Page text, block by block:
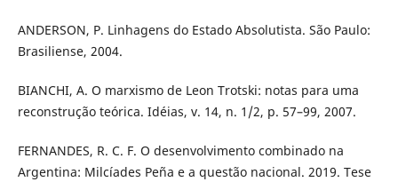
ANDERSON, P. Linhagens do Estado Absolutista. São Paulo:
Brasiliense, 2004.
BIANCHI, A. O marxismo de Leon Trotski: notas para uma
reconstrução teórica. Idéias, v. 14, n. 1/2, p. 57–99, 2007.
FERNANDES, R. C. F. O desenvolvimento combinado na
Argentina: Milcíades Peña e a questão nacional. 2019. Tese